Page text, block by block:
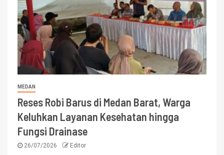
MEDAN
Reses Robi Barus di Medan Barat, Warga
Keluhkan Layanan Kesehatan hingga
Fungsi Drainase
26/07/2026 Editor